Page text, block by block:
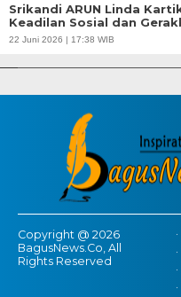
Srikandi ARUN Linda
Keadilan Sosial dan
22 Juni 2026 | 17:38 WIB
APBD Tahun 2025 Anggarkan
Copyright @ 2026
BagusNews.Co, All
Rights Reserved